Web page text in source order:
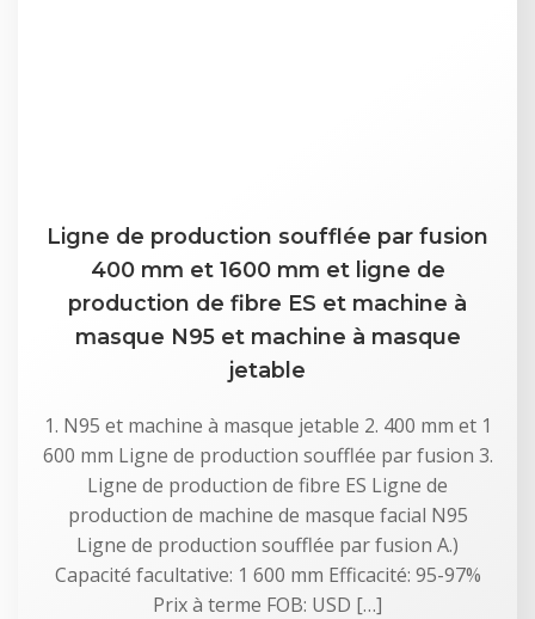
Ligne de production soufflée par fusion
400 mm et 1600 mm et ligne de
production de fibre ES et machine à
masque N95 et machine à masque
jetable
1. N95 et machine à masque jetable 2. 400 mm et 1
600 mm Ligne de production soufflée par fusion 3.
Ligne de production de fibre ES Ligne de
production de machine de masque facial N95
Ligne de production soufflée par fusion A.)
Capacité facultative: 1 600 mm Efficacité: 95-97%
Prix à terme FOB: USD […]